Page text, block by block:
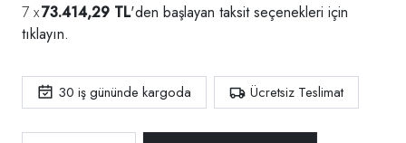
73.414,29 TL'den başlayan taksit seçenekleri için
tıklayın.
30 iş gününde kargoda Ücretsiz Teslimat